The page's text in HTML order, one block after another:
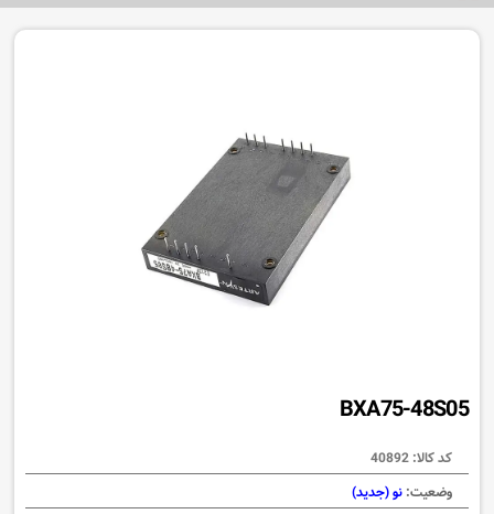
BXA75-48S05
کد کالا: 40892
وضعیت: نو (جدید)